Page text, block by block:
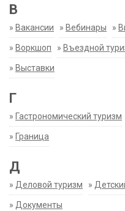
В
» Вакансии » Вебинары »
» Воркшоп » Въездной
» Выставки
Г
» Гастрономический туризм
» Граница
Д
» Деловой туризм »
» Документы